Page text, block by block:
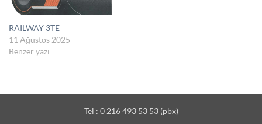
RAILWAY 3TE
11 Ağustos 2025
Benzer yazı
Tel : 0 216 493 53 53 (pbx)